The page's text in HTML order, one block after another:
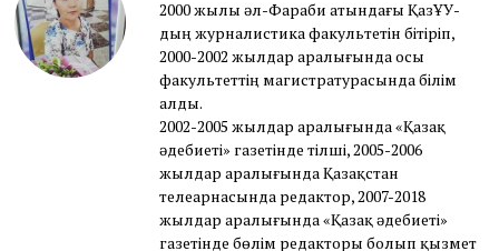
7
,
2
0
2
1
2000 жылы әл-Фараби атындағы ҚазҰУ-
дың журналистика факультетін бітіріп,
2000-2002 жылдар аралығында осы
факультеттің магистратурасында білім
алды.
2002-2005 жылдар аралығында «Қазақ
әдебиеті» газетінде тілші, 2005-2006
жылдар аралығында Қазақстан
телеарнасында редактор, 2007-2018
жылдар аралығында «Қазақ әдебиеті»
газетінде бөлім редакторы болып қызмет